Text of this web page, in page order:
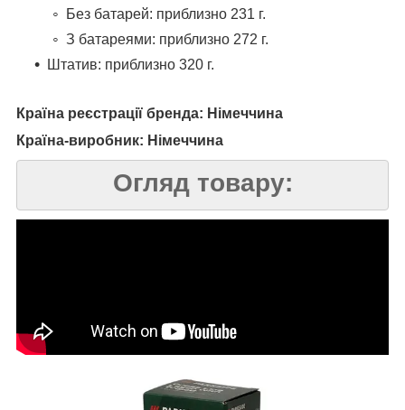
Без батарей: приблизно 231 г.
З батареями: приблизно 272 г.
Штатив: приблизно 320 г.
Країна реєстрації бренда: Німеччина
Країна-виробник: Німеччина
Огляд товару: